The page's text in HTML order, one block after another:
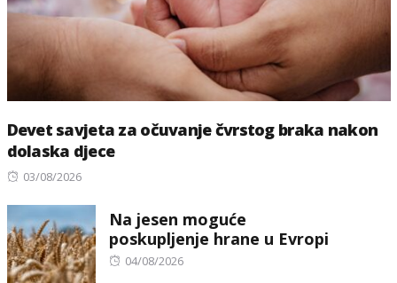
Devet savjeta za očuvanje čvrstog braka nakon
dolaska djece
Posted
03/08/2026
Na jesen moguće
poskupljenje hrane u Evropi
Posted
04/08/2026